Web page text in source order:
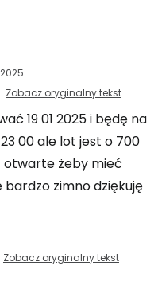
2025
Zobacz oryginalny tekst
19 01 2025 i będę na
00 ale lot jest o 700
żeby mieć
zimno dziękuję
Zobacz oryginalny tekst